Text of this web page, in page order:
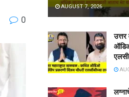
0
AUGUST 7, 2026